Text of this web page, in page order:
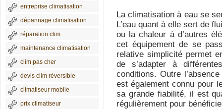
entreprise climatisation
dépannage climatisation
réparation clim
maintenance climatisation
clim pas cher
devis clim réversible
climatiseur mobile
prix climatiseur
La climatisation à eau se
L’eau quant à elle sert de
ou la chaleur à d’autres
cet équipement de se
relative simplicité permet
de s’adapter à
conditions. Outre
est également connu pour
sa grande fiabilité, il est
régulièrement pour